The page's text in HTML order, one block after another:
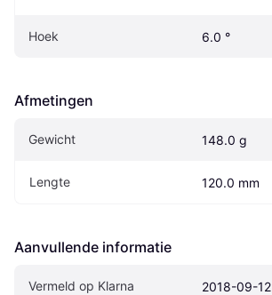
Hoek 6.0 °
Afmetingen
Gewicht 148.0 g
Lengte 120.0 mm
Aanvullende informatie
Vermeld op Klarna 2018-09-12